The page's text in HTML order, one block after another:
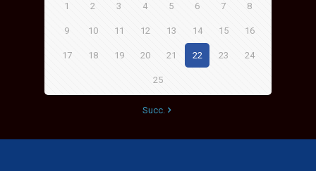
1 2 3 4 5 6 7 8
9 10 11 12 13 14 15 16
17 18 19 20 21 22 23 24
25
Succ.